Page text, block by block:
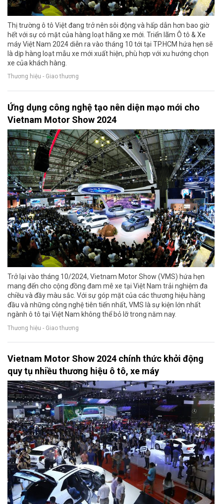
Thị trường ô tô Việt đang trở nên sôi động và hấp dẫn hơn bao giờ
hết với sự có mặt của hàng loạt hãng xe mới. Triển lãm Ô tô & Xe
máy Việt Nam 2024 diễn ra vào tháng 10 tới tại TP.HCM hứa hẹn sẽ
là dịp hàng loạt mẫu xe mới xuất hiện, phù hợp với xu hướng chọn
xe của khách hàng.
Thương hiệu - Giao thương
Ứng dụng công nghệ tạo nên diện mạo mới cho
Vietnam Motor Show 2024
Trở lại vào tháng 10/2024, Vietnam Motor Show (VMS) hứa hẹn
mang đến cho cộng đồng đam mê xe tại Việt Nam trải nghiệm đa
chiều và đầy màu sắc. Với sự góp mặt của các thương hiệu hàng
đầu và những công nghệ tiên tiến nhất, VMS là sự kiện lớn nhất
ngành ô tô tại Việt Nam không thể bỏ lỡ trong năm nay.
Thương hiệu - Giao thương
Vietnam Motor Show 2024 chính thức khởi động
quy tụ nhiều thương hiệu ô tô, xe máy